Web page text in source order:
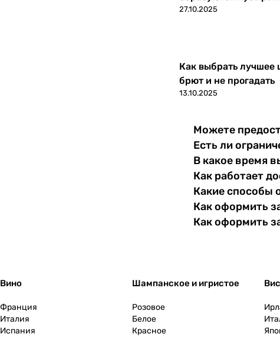
27.10.2025
Как выбрать лучшее
брют и не прогадать
13.10.2025
Можете
Есть ли
В какое время
Как работает
Какие способы
Как оформить
Как оформить
Вино
Франция
Италия
Испания
Шампанское и игристое
Розовое
Белое
Красное